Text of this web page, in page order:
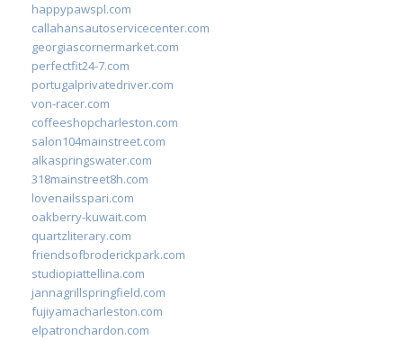
happypawspl.com
callahansautoservicecenter.com
georgiascornermarket.com
perfectfit24-7.com
portugalprivatedriver.com
von-racer.com
coffeeshopcharleston.com
salon104mainstreet.com
alkaspringswater.com
318mainstreet8h.com
lovenailsspari.com
oakberry-kuwait.com
quartzliterary.com
friendsofbroderickpark.com
studiopiattellina.com
jannagrillspringfield.com
fujiyamacharleston.com
elpatronchardon.com